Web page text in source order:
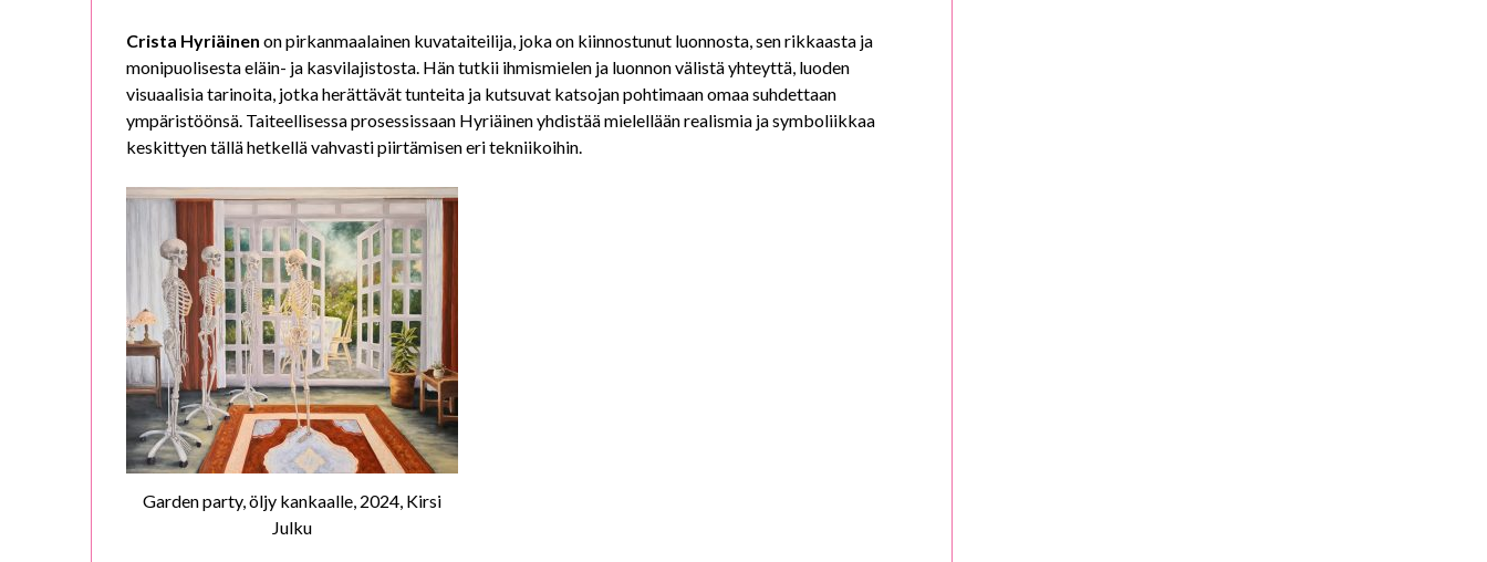
Crista Hyriäinen on pirkanmaalainen kuvataiteilija, joka on kiinnostunut luonnosta, sen rikkaasta ja
monipuolisesta eläin- ja kasvilajistosta. Hän tutkii ihmismielen ja luonnon välistä yhteyttä, luoden
visuaalisia tarinoita, jotka herättävät tunteita ja kutsuvat katsojan pohtimaan omaa suhdettaan
ympäristöönsä. Taiteellisessa prosessissaan Hyriäinen yhdistää mielellään realismia ja symboliikkaa
keskittyen tällä hetkellä vahvasti piirtämisen eri tekniikoihin.
Garden party, öljy kankaalle, 2024, Kirsi
Julku